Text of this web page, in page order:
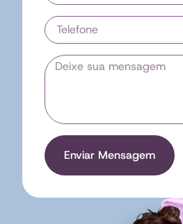
Enviar Mensagem